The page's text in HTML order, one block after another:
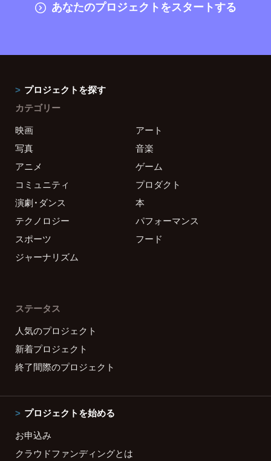
あなたのプロジェクトをスタートする
プロジェクトを探す
カテゴリー
映画
アート
写真
音楽
アニメ
ゲーム
コミュニティ
プロダクト
演劇・ダンス
本
テクノロジー
パフォーマンス
スポーツ
フード
ジャーナリズム
ステータス
人気のプロジェクト
新着プロジェクト
終了間際のプロジェクト
プロジェクトを始める
お申込み
クラウドファンディングとは